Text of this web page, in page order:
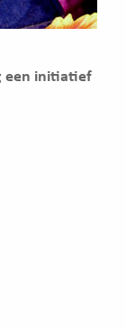
een initiatief